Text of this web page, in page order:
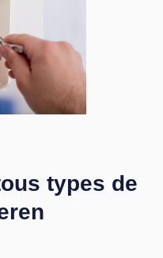
types de